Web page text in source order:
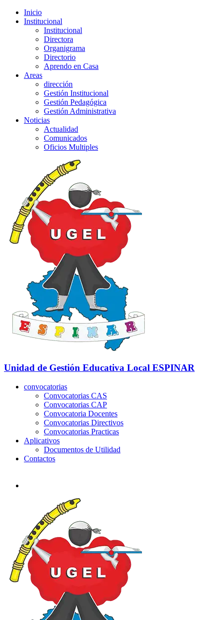
Inicio
Institucional
Institucional
Directora
Organigrama
Directorio
Aprendo en Casa
Areas
dirección
Gestión Institucional
Gestión Pedagógica
Gestión Administrativa
Noticias
Actualidad
Comunicados
Oficios Multiples
Unidad de Gestión Educativa Local ESPINAR
convocatorias
Convocatorias CAS
Convocatorias CAP
Convocatoria Docentes
Convocatorias Directivos
Convocatorias Practicas
Aplicativos
Documentos de Utilidad
Contactos